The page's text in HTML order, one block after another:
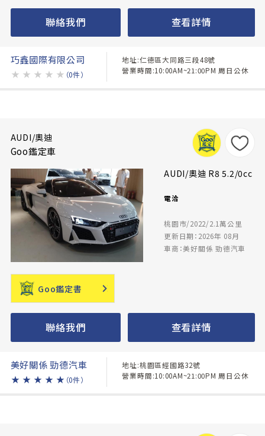
聯絡我們 查看詳情
巧鑫國際有限公司
★ ★ ★ ★ ★ （0件）
地址:仁德區大同路三段48號
營業時間:10:00AM~21:00PM 周日公休
AUDI/奧迪
Goo鑑定車
AUDI/奧迪 R8 5.2/0cc
電洽
桃園市/2022/2.1萬公里
更新日期：2026年 08月
車商：美好關係 勁德汽車
Goo鑑定書
聯絡我們 查看詳情
美好關係 勁德汽車
★ ★ ★ ★ ★ （0件）
地址:桃園區經國路32號
營業時間:10:00AM~21:00PM 周日公休